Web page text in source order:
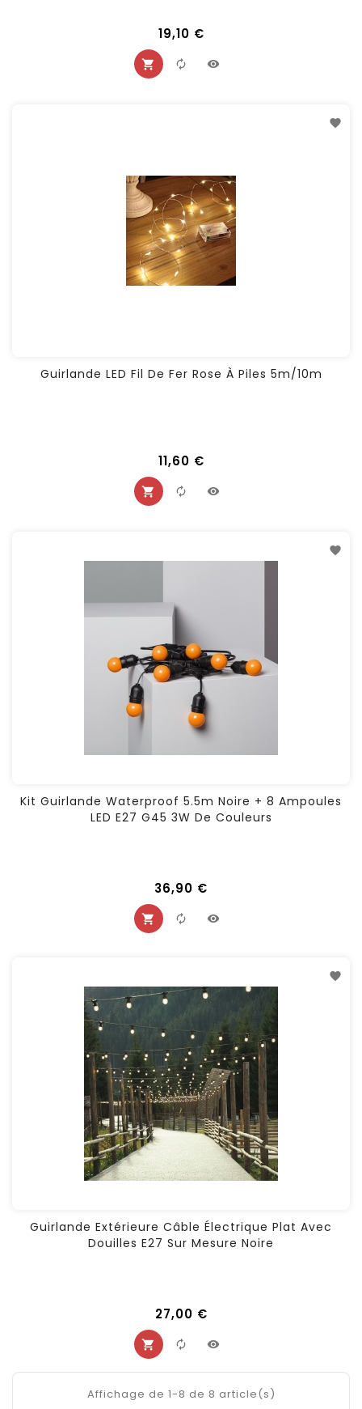
19,10 €
Guirlande LED Fil De Fer Rose À Piles 5m/10m
11,60 €
Kit Guirlande Waterproof 5.5m Noire + 8 Ampoules
LED E27 G45 3W De Couleurs
36,90 €
Guirlande Extérieure Câble Électrique Plat Avec
Douilles E27 Sur Mesure Noire
27,00 €
Affichage de 1-8 de 8 article(s)